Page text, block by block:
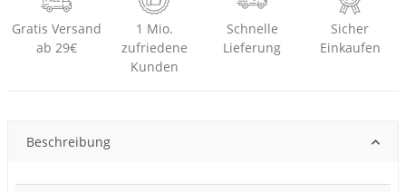
Gratis Versand
ab 29€
1 Mio.
zufriedene
Kunden
Schnelle
Lieferung
Sicher
Einkaufen
Beschreibung